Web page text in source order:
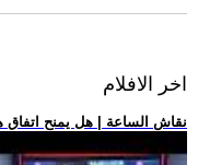
اخر الافلام
.. نقاش الساعة | هل يمنح